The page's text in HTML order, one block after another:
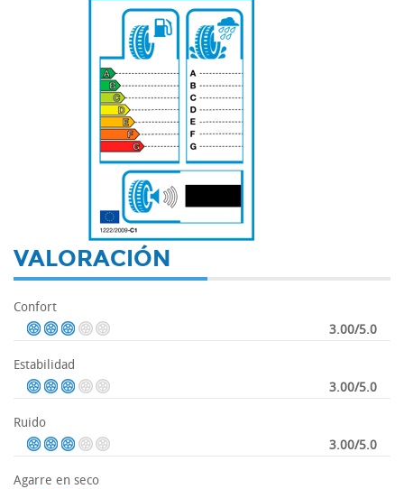
VALORACIÓN
Confort
3.00/5.0
Estabilidad
3.00/5.0
Ruido
3.00/5.0
Agarre en seco